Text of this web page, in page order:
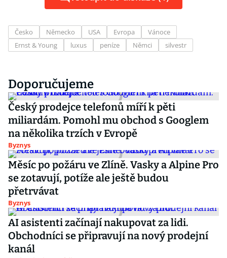
Česko Německo USA Evropa
Vánoce
Ernst & Young
luxus peníze Němci silvestr
Doporučujeme
Český prodejce telefonů míří k pěti
miliardám. Pomohl mu obchod s Googlem
na několika trzích v Evropě
Byznys
Měsíc po požáru ve Zlíně. Vasky a Alpine Pro
se zotavují, potíže ale ještě budou
přetrvávat
Byznys
AI asistenti začínají nakupovat za lidi.
Obchodníci se připravují na nový prodejní
kanál